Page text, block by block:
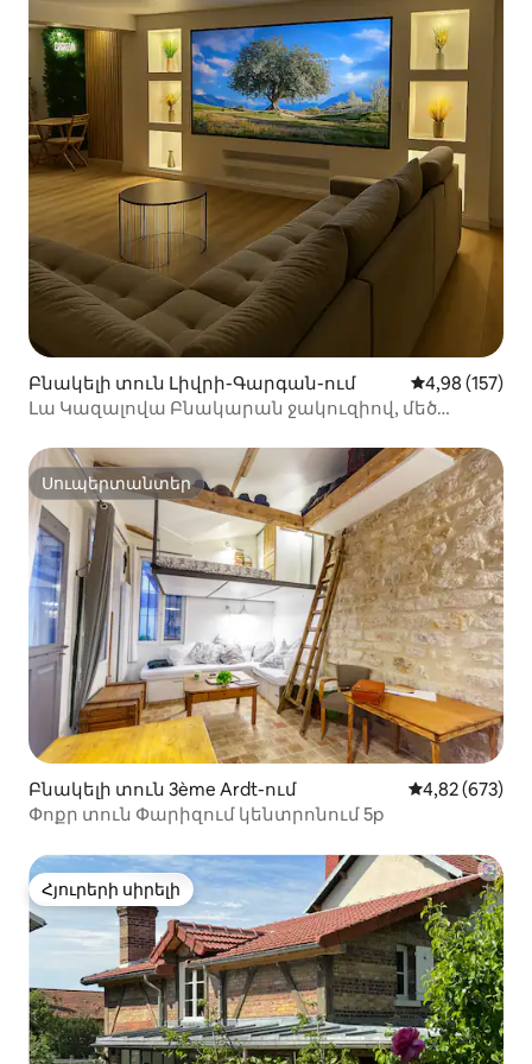
Բնակելի տուն Լիվրի-Գարգան-ում Միջին
4,98 (157)
Լա Կազալովա Բնակարան ջակուզիով, մեծ
Սուպերտանտեր
Սուպերտանտեր
Բնակելի տուն 3ème Ardt-ում Միջին
4,82 (673)
Փոքր տուն Փարիզում կենտրոնում 5p
Հյուրերի սիրելի
Հյուրերի սիրելի